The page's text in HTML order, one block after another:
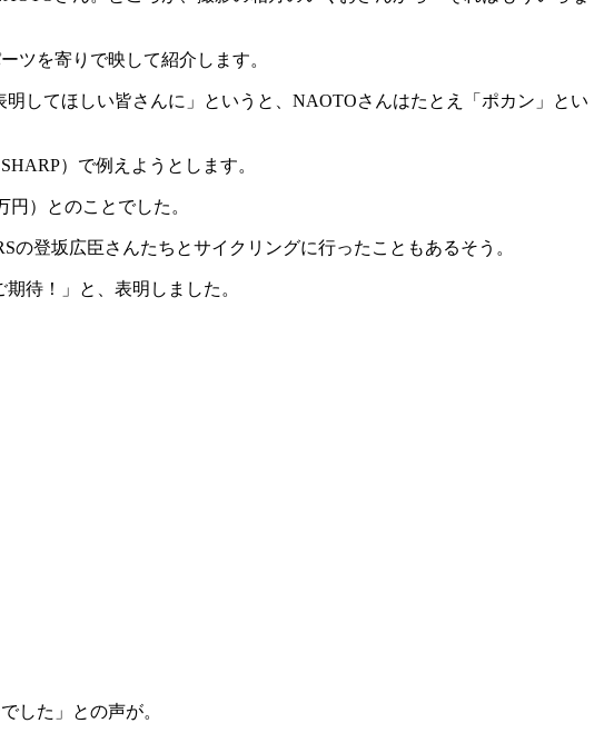
ツを寄りで映して紹介します。
してほしい皆さんに」というと、NAOTOさんはたとえ「ポカン」とい
）で例えようとします。
）とのことでした。
登坂広臣さんたちとサイクリングに行ったこともあるそう。
待！」と、表明しました。
した」との声が。